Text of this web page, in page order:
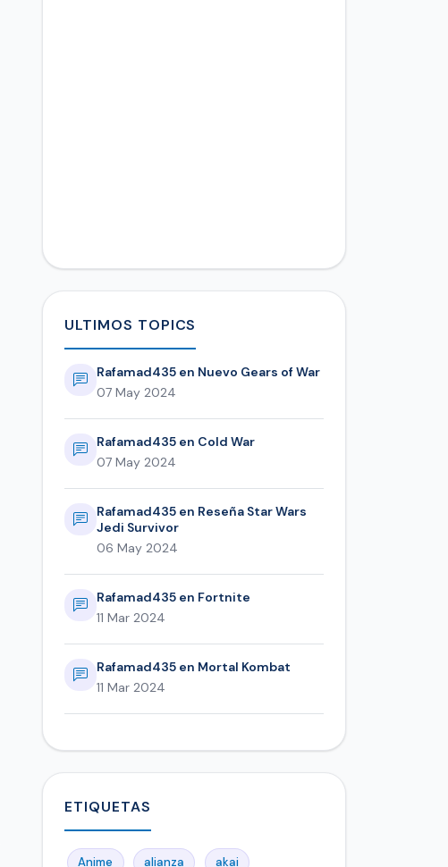
ULTIMOS TOPICS
Rafamad435 en Nuevo Gears of War
07 May 2024
Rafamad435 en Cold War
07 May 2024
Rafamad435 en Reseña Star Wars
Jedi Survivor
06 May 2024
Rafamad435 en Fortnite
11 Mar 2024
Rafamad435 en Mortal Kombat
11 Mar 2024
ETIQUETAS
Anime alianza akai